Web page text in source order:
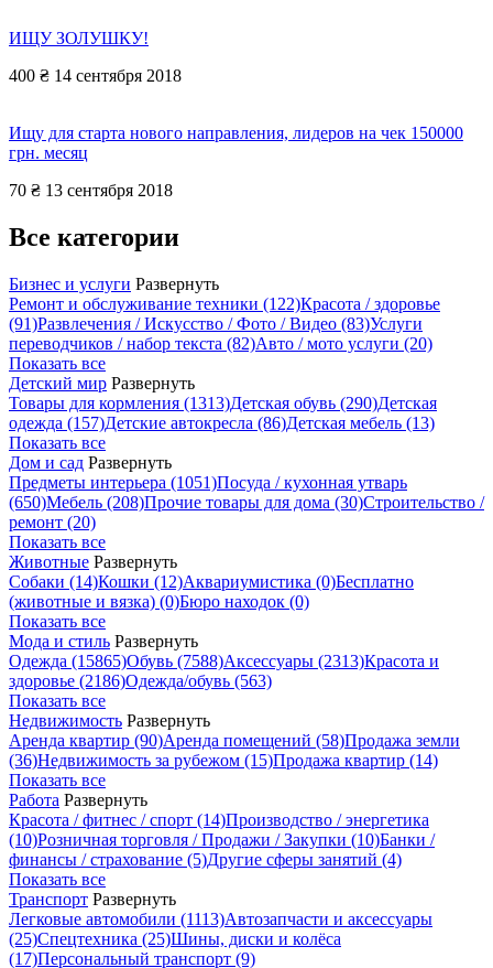
ИЩУ ЗОЛУШКУ!
400 ₴ 14 сентября 2018
Ищу для старта нового направления, лидеров на чек 150000
грн. месяц
70 ₴ 13 сентября 2018
Все категории
Бизнес и услуги Развернуть
Ремонт и обслуживание техники (122)Красота / здоровье
(91)Развлечения / Искусство / Фото / Видео (83)Услуги
переводчиков / набор текста (82)Авто / мото услуги (20)
Показать все
Детский мир Развернуть
Товары для кормления (1313)Детская обувь (290)Детская
одежда (157)Детские автокресла (86)Детская мебель (13)
Показать все
Дом и сад Развернуть
Предметы интерьера (1051)Посуда / кухонная утварь
(650)Мебель (208)Прочие товары для дома (30)Строительство /
ремонт (20)
Показать все
Животные Развернуть
Собаки (14)Кошки (12)Аквариумистика (0)Бесплатно
(животные и вязка) (0)Бюро находок (0)
Показать все
Мода и стиль Развернуть
Одежда (15865)Обувь (7588)Аксессуары (2313)Красота и
здоровье (2186)Одежда/обувь (563)
Показать все
Недвижимость Развернуть
Аренда квартир (90)Аренда помещений (58)Продажа земли
(36)Недвижимость за рубежом (15)Продажа квартир (14)
Показать все
Работа Развернуть
Красота / фитнес / спорт (14)Производство / энергетика
(10)Розничная торговля / Продажи / Закупки (10)Банки /
финансы / страхование (5)Другие сферы занятий (4)
Показать все
Транспорт Развернуть
Легковые автомобили (1113)Автозапчасти и аксессуары
(25)Спецтехника (25)Шины, диски и колёса
(17)Персональный транспорт (9)